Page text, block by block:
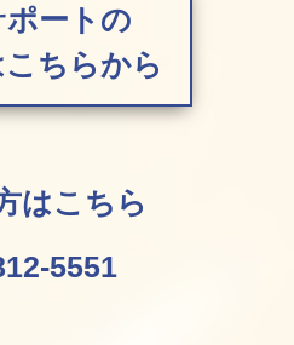
ポートの
ちらから
はこちら
5551